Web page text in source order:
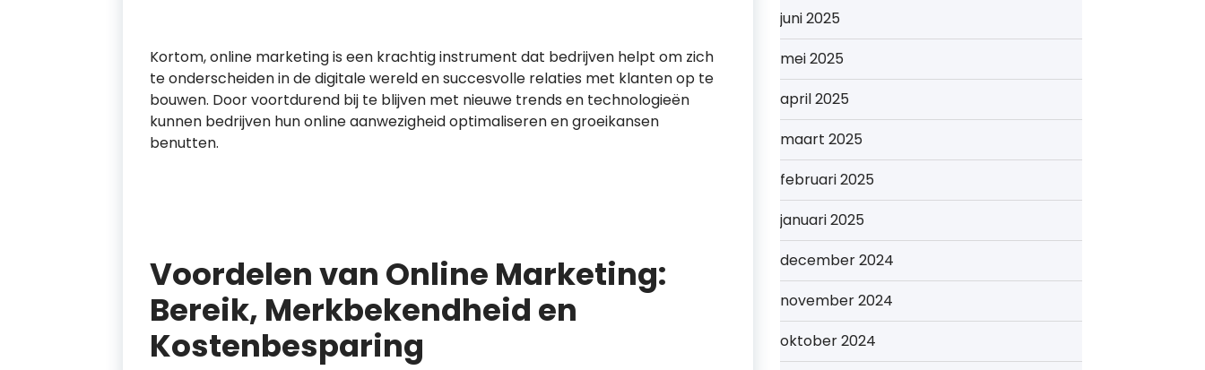
Kortom, online marketing is een krachtig instrument dat bedrijven helpt om zich
te onderscheiden in de digitale wereld en succesvolle relaties met klanten op te
bouwen. Door voortdurend bij te blijven met nieuwe trends en technologieën
kunnen bedrijven hun online aanwezigheid optimaliseren en groeikansen
benutten.
Voordelen van Online Marketing:
Bereik, Merkbekendheid en
Kostenbesparing
juni 2025
mei 2025
april 2025
maart 2025
februari 2025
januari 2025
december 2024
november 2024
oktober 2024